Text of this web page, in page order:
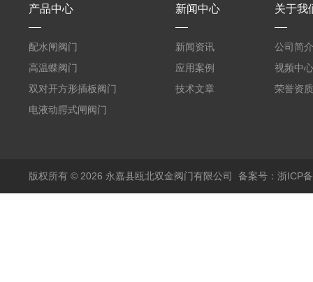
产品中心
配水闸阀门
高温蝶阀门
双对开方形插板阀门
电液动腭式闸阀门
新闻中心
新闻资讯
应用案例
技术文章
关于我
公司简介
视频中心
荣誉资质
版权所有 © 2026 永嘉县瓯北双金阀门有限公司 备案号：浙ICP